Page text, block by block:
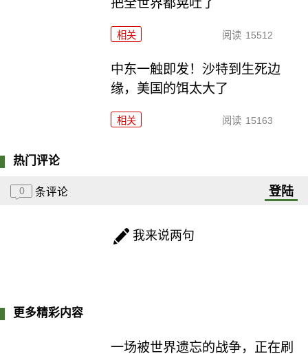
把全世界都晃吐了
相关 阅读 15512
中东一触即发！沙特到生死边
缘，美国的饵太大了
相关 阅读 15163
热门评论
0 条评论 登陆
我来说两句
更多精彩内容
一场被世界遗忘的战争，正在刷